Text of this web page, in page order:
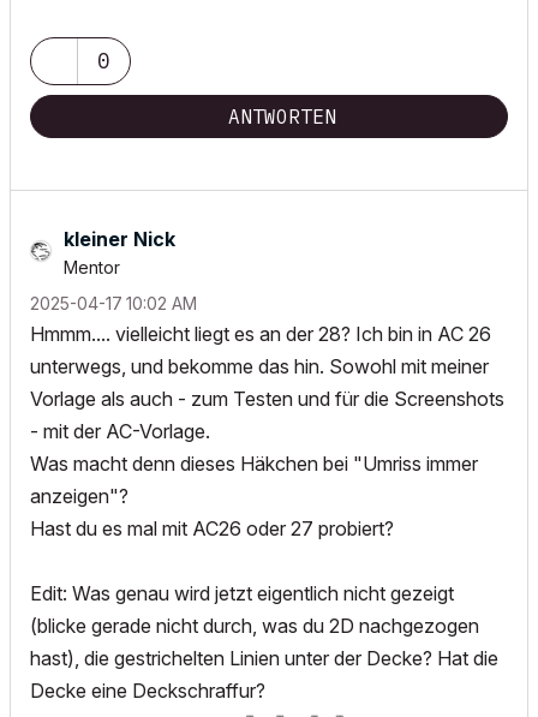
0
ANTWORTEN
kleiner Nick
Mentor
‎2025-04-17 10:02 AM
Hmmm.... vielleicht liegt es an der 28? Ich bin in AC 26
unterwegs, und bekomme das hin. Sowohl mit meiner
Vorlage als auch - zum Testen und für die Screenshots
- mit der AC-Vorlage.
Was macht denn dieses Häkchen bei "Umriss immer
anzeigen"?
Hast du es mal mit AC26 oder 27 probiert?
Edit: Was genau wird jetzt eigentlich nicht gezeigt
(blicke gerade nicht durch, was du 2D nachgezogen
hast), die gestrichelten Linien unter der Decke? Hat die
Decke eine Deckschraffur?